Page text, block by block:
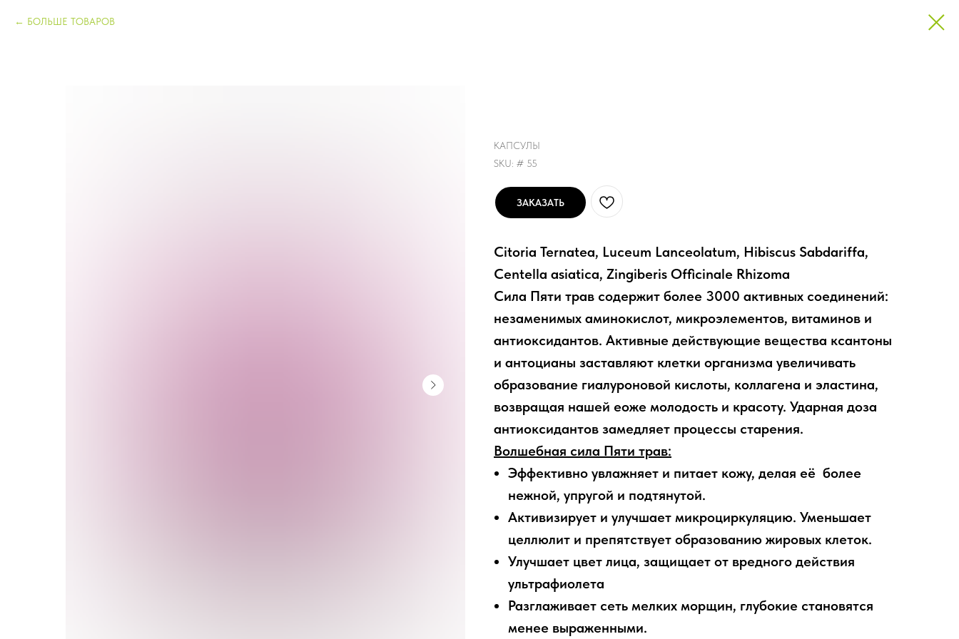
БОЛЬШЕ ТОВАРОВ
КАПСУЛЫ
SKU: # 55
ЗАКАЗАТЬ
Citoria Ternatea, Luceum Lanceolatum, Hibiscus Sabdariffa,
Centella asiatica, Zingiberis Officinale Rhizoma
Сила Пяти трав содержит более 3000 активных соединений:
незаменимых аминокислот, микроэлементов, витаминов и
антиоксидантов. Активные действующие вещества ксантоны
и антоцианы заставляют клетки организма увеличивать
образование гиалуроновой кислоты, коллагена и эластина,
возвращая нашей еоже молодость и красоту. Ударная доза
антиоксидантов замедляет процессы старения.
Волшебная сила Пяти трав:
Эффективно увлажняет и питает кожу, делая её более
нежной, упругой и подтянутой.
Активизирует и улучшает микроциркуляцию. Уменьшает
целлюлит и препятствует образованию жировых клеток.
Улучшает цвет лица, защищает от вредного действия
ультрафиолета
Разглаживает сеть мелких морщин, глубокие становятся
менее выраженными.